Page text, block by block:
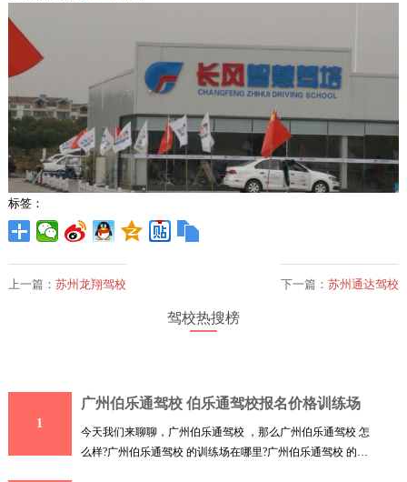
标签：
上一篇： 苏州龙翔驾校 下一篇：苏州通达驾校
驾校热搜榜
1
广州伯乐通驾校 伯乐通驾校报名价格训练场
今天我们来聊聊，广州伯乐通驾校 ，那么广州伯乐通驾校 怎
么样?广州伯乐通驾校 的训练场在哪里?广州伯乐通驾校 的报